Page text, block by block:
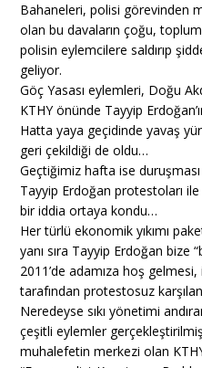
Bahaneleri, polisi görevinden
olan bu davaların çoğu,
polisin eylemcilere saldırıp
geliyor.
Göç Yasası eylemleri, Doğu
KTHY önünde Tayyip
Hatta yaya geçidinde yavaş
geri çekildiği de oldu…
Geçtiğimiz hafta ise
Tayyip Erdoğan protestoları
bir iddia ortaya kondu…
Her türlü ekonomik yıkımı
yanı sıra Tayyip Erdoğan bize
2011’de adamıza hoş
tarafından protestosuz
Neredeyse sıkı yönetimi
çeşitli eylemler
muhalefetin merkezi olan